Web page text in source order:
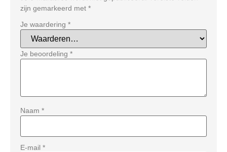
zijn gemarkeerd met *
Je waardering *
Je beoordeling *
Naam *
E-mail *